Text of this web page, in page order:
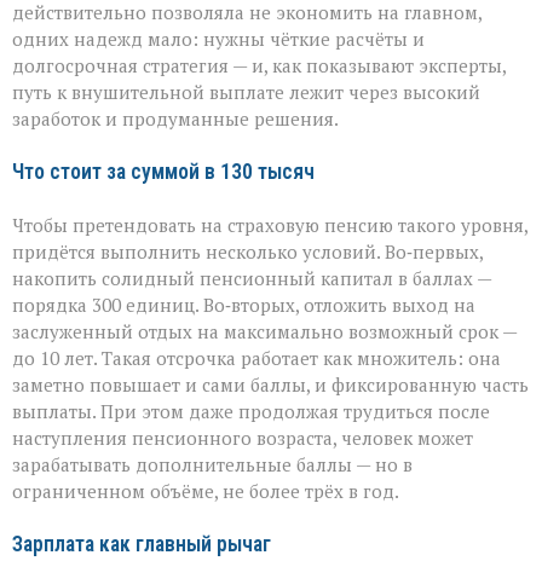
получать
130
тысяч
рублей
действительно позволяла не экономить на главном,
одних надежд мало: нужны чёткие расчёты и
долгосрочная стратегия — и, как показывают эксперты,
путь к внушительной выплате лежит через высокий
заработок и продуманные решения.
Что стоит за суммой в 130 тысяч
Чтобы претендовать на страховую пенсию такого уровня,
придётся выполнить несколько условий. Во‑первых,
накопить солидный пенсионный капитал в баллах —
порядка 300 единиц. Во‑вторых, отложить выход на
заслуженный отдых на максимально возможный срок —
до 10 лет. Такая отсрочка работает как множитель: она
заметно повышает и сами баллы, и фиксированную часть
выплаты. При этом даже продолжая трудиться после
наступления пенсионного возраста, человек может
зарабатывать дополнительные баллы — но в
ограниченном объёме, не более трёх в год.
Зарплата как главный рычаг